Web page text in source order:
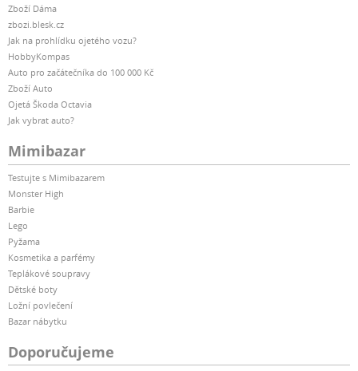
Zboží Dáma
zbozi.blesk.cz
Jak na prohlídku ojetého vozu?
HobbyKompas
Auto pro začátečníka do 100 000 Kč
Zboží Auto
Ojetá Škoda Octavia
Jak vybrat auto?
Mimibazar
Testujte s Mimibazarem
Monster High
Barbie
Lego
Pyžama
Kosmetika a parfémy
Teplákové soupravy
Dětské boty
Ložní povlečení
Bazar nábytku
Doporučujeme